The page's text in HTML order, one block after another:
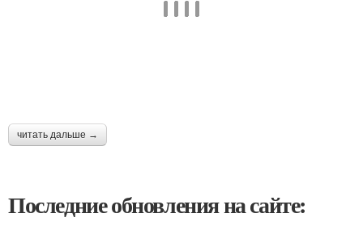
читать дальше →
Последние обновления на сайте: